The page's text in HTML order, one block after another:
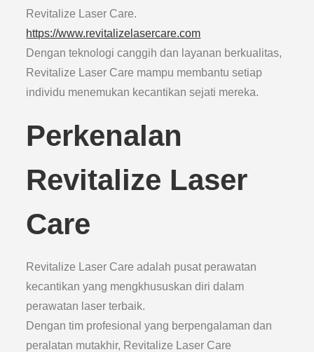
Revitalize Laser Care.
https://www.revitalizelasercare.com
Dengan teknologi canggih dan layanan berkualitas,
Revitalize Laser Care mampu membantu setiap
individu menemukan kecantikan sejati mereka.
Perkenalan
Revitalize Laser
Care
Revitalize Laser Care adalah pusat perawatan
kecantikan yang mengkhususkan diri dalam
perawatan laser terbaik.
Dengan tim profesional yang berpengalaman dan
peralatan mutakhir, Revitalize Laser Care